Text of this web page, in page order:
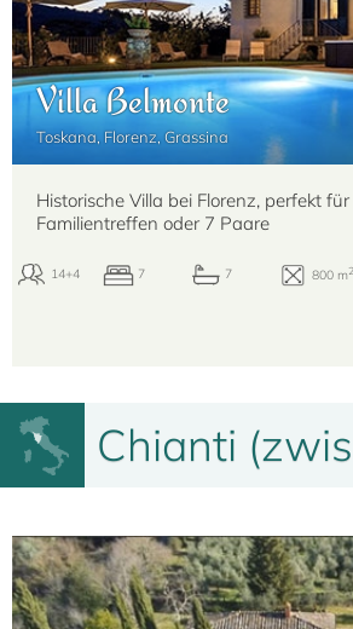
Villa Belmonte
Toskana, Florenz, Grassina
Historische Villa bei Florenz, perfekt für
Familientreffen oder 7 Paare
14+4 7 7
Chianti